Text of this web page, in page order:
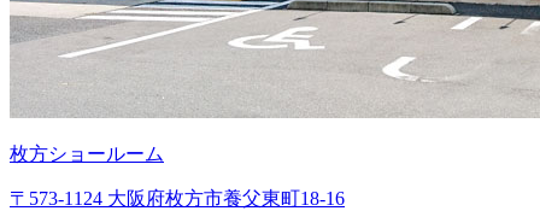
枚方ショールーム
〒573-1124 大阪府枚方市養父東町18-16